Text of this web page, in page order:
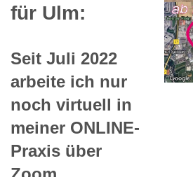
für Ulm:
Seit Juli 2022
arbeite ich nur
noch virtuell in
meiner ONLINE-
Praxis über